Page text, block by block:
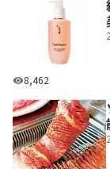
絶対にハズさな
8,462